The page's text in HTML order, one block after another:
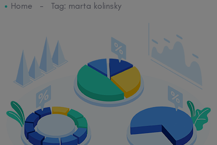
Home - Tag: marta kolinsky